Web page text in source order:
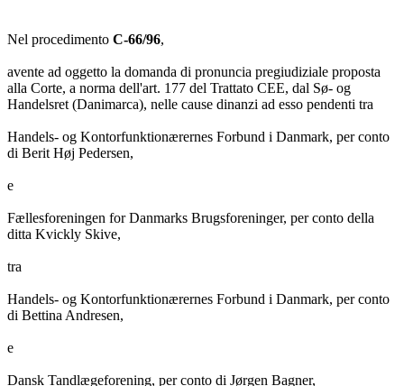
Nel procedimento C-66/96,
avente ad oggetto la domanda di pronuncia pregiudiziale proposta
alla Corte, a norma dell'art. 177 del Trattato CEE, dal Sø- og
Handelsret (Danimarca), nelle cause dinanzi ad esso pendenti tra
Handels- og Kontorfunktionærernes Forbund i Danmark, per conto
di Berit Høj Pedersen,
e
Fællesforeningen for Danmarks Brugsforeninger, per conto della
ditta Kvickly Skive,
tra
Handels- og Kontorfunktionærernes Forbund i Danmark, per conto
di Bettina Andresen,
e
Dansk Tandlægeforening, per conto di Jørgen Bagner,